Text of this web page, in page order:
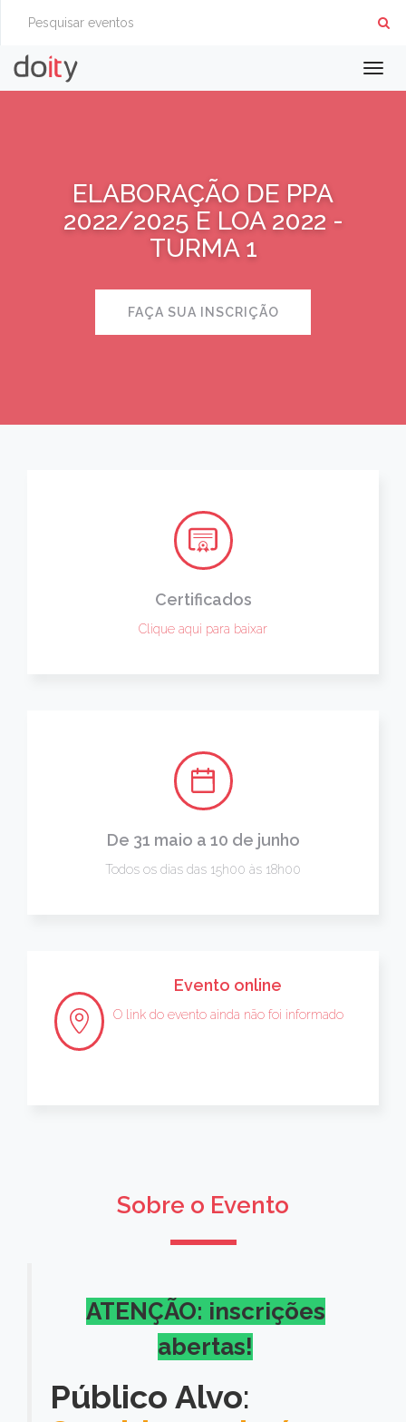
ELABORAÇÃO DE PPA
2022/2025 E LOA 2022 -
TURMA 1
FAÇA SUA INSCRIÇÃO
Certificados
Clique aqui para baixar
De 31 maio a 10 de junho
Todos os dias das 15h00 às 18h00
Evento online
O link do evento ainda não foi informado
Sobre o Evento
ATENÇÃO: inscrições
abertas!
Público Alvo: